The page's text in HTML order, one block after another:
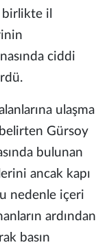
birlikte il
ciddi
ulaşma
belirten Gürsoy
bulunan
ancak kapı
nedenle içeri
ardından
basın